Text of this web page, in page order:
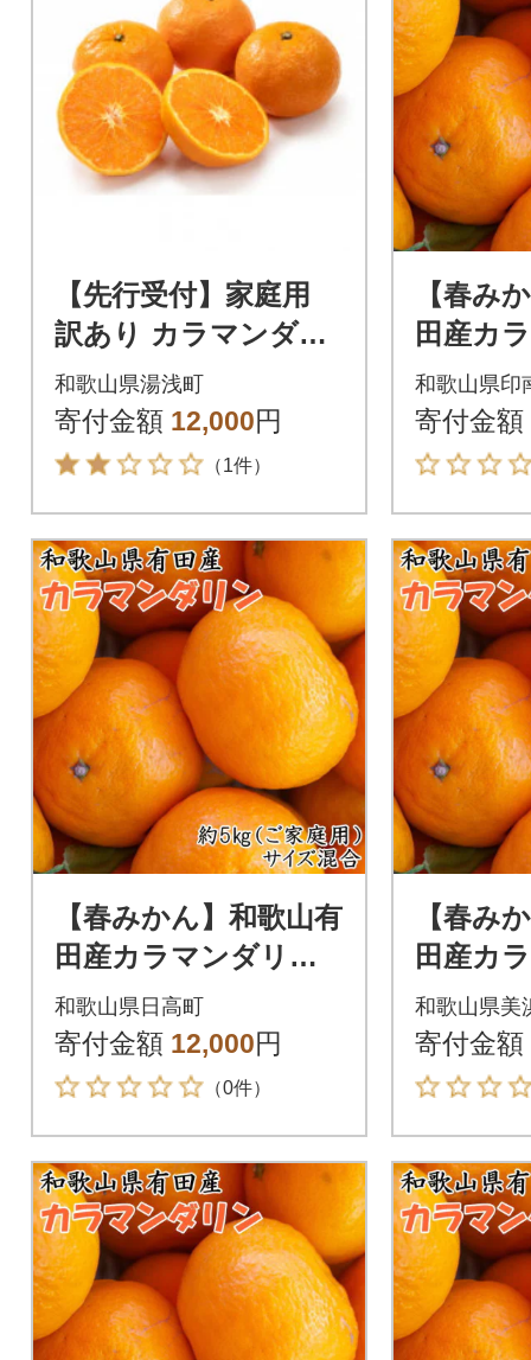
【先行受付】家庭用
訳あり カラマンダリ
ン なつみ 和歌山 有田
2S~3Lサイズ混合 5kg
和歌山県湯浅町
寄付金額 12,000円
（1件）
【春み
田産カ
約5kg(
ご家庭
和歌山県印
寄付金額
【春みかん】和歌山有
田産カラマンダリン
約5kg(サイズ混合
ご家庭用)(日高町)
和歌山県日高町
寄付金額 12,000円
（0件）
【春み
田産カ
約5kg(
ご家庭
和歌山県美
寄付金額